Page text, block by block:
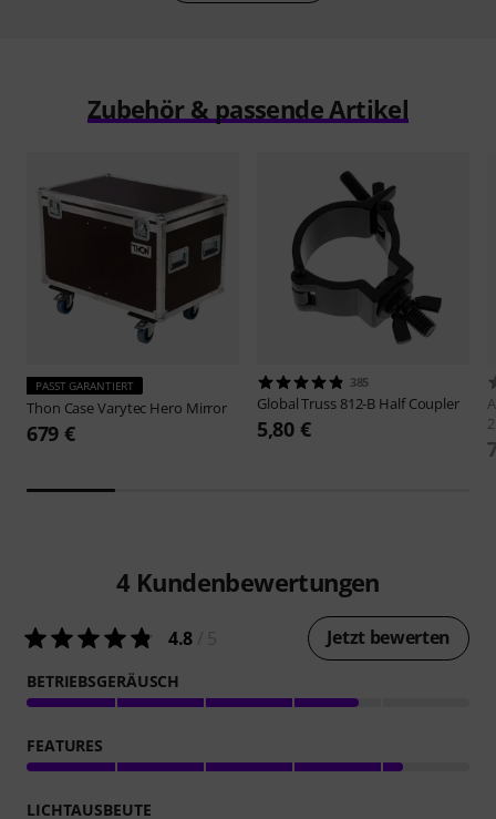
Zubehör & passende Artikel
PASST GARANTIERT
Thon Case Varytec Hero Mirror
679 €
385
Global Truss 812-B Half Coupler
5,80 €
4 Kundenbewertungen
4.8 Jetzt bewerten
BETRIEBSGERÄUSCH
FEATURES
LICHTAUSBEUTE